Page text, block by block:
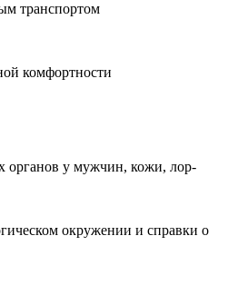
транспортом
комфортности
органов у мужчин, кожи, лор-
окружении и справки о